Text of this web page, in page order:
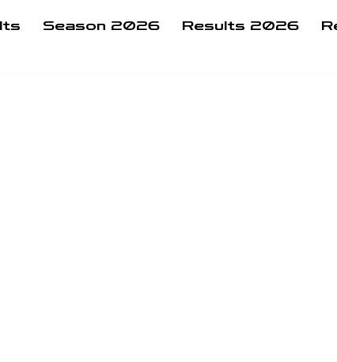
Season 2026 Results 2026